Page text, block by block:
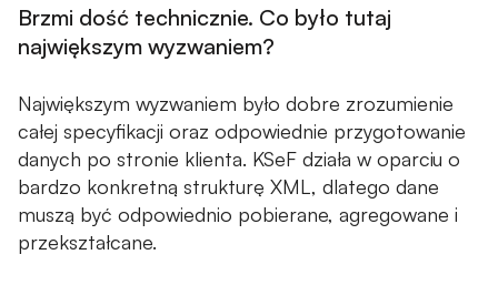
O FIRMIE
Kariera
Centrum Egzaminacyjne Pearson VUE
BAZA WIEDZY
Brzmi dość technicznie. Co było tutaj
największym wyzwaniem?
Największym wyzwaniem było dobre zrozumienie
całej specyfikacji oraz odpowiednie przygotowanie
danych po stronie klienta. KSeF działa w oparciu o
bardzo konkretną strukturę XML, dlatego dane
muszą być odpowiednio pobierane, agregowane i
przekształcane.